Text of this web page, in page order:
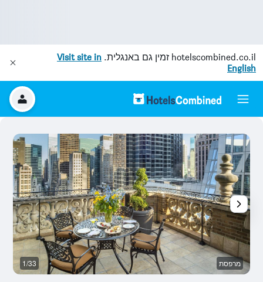
hotelscombined.co.il זמין גם באנגלית. Visit site in
English
מרפסת 1/33